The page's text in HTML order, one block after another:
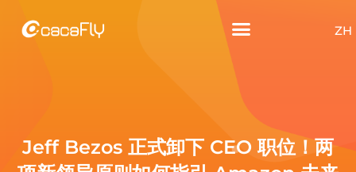
ZH
Jeff Bezos 正式卸下 CEO 职位！两